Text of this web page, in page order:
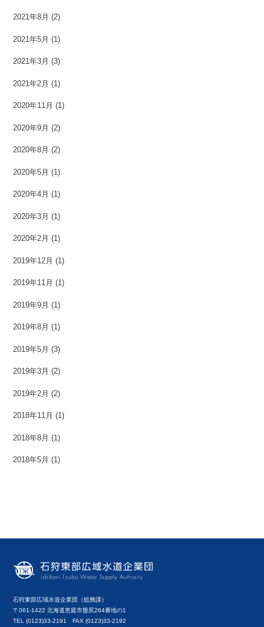
2021年8月 (2)
2021年5月 (1)
2021年3月 (3)
2021年2月 (1)
2020年11月 (1)
2020年9月 (2)
2020年8月 (2)
2020年5月 (1)
2020年4月 (1)
2020年3月 (1)
2020年2月 (1)
2019年12月 (1)
2019年11月 (1)
2019年9月 (1)
2019年8月 (1)
2019年5月 (3)
2019年3月 (2)
2019年2月 (2)
2018年11月 (1)
2018年8月 (1)
2018年5月 (1)
石狩東部広域水道企業団（総務課）
〒061-1422 北海道恵庭市盤尻264番地の1
TEL (0123)33-2191 FAX (0123)33-2192